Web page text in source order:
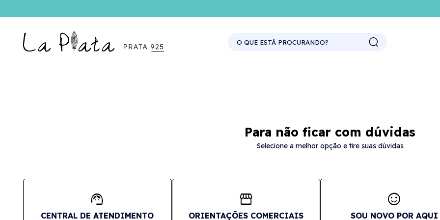
Para não ficar com dúvidas
Selecione a melhor opção e tire suas dúvidas
support_agent
CENTRAL DE ATENDIMENTO
storefront
ORIENTAÇÕES COMERCIAIS
sentiment_satisfied
SOU NOVO POR AQUI